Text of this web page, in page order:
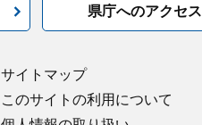
県庁へのアクセス
サイトマップ
このサイトの利用について